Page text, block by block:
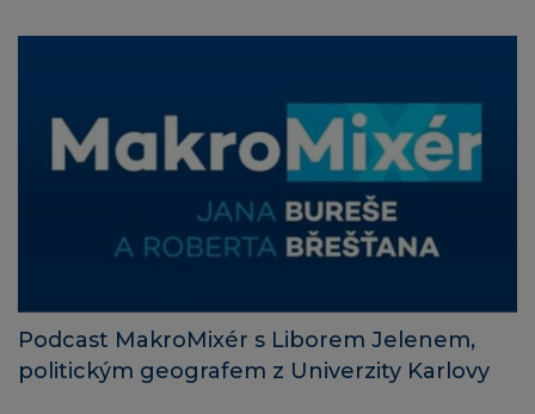
Podcast MakroMixér s Liborem Jelenem,
politickým geografem z Univerzity Karlovy